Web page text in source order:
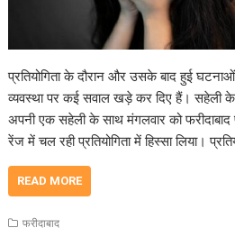
प्रतियोगिता के दौरान और उसके बाद हुई
व्यवस्था पर कई सवाल खड़े कर दिए हैं। सहेली के
अपनी एक सहेली के साथ मंगलवार को फरीदाबाद
रेंज में चल रही प्रतियोगिता में हिस्सा लिया।
READ MORE
फरीदाबाद